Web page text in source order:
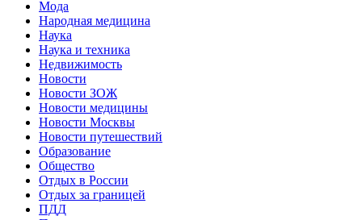
Мода
Народная медицина
Наука
Наука и техника
Недвижимость
Новости
Новости ЗОЖ
Новости медицины
Новости Москвы
Новости путешествий
Образование
Общество
Отдых в России
Отдых за границей
ПДД